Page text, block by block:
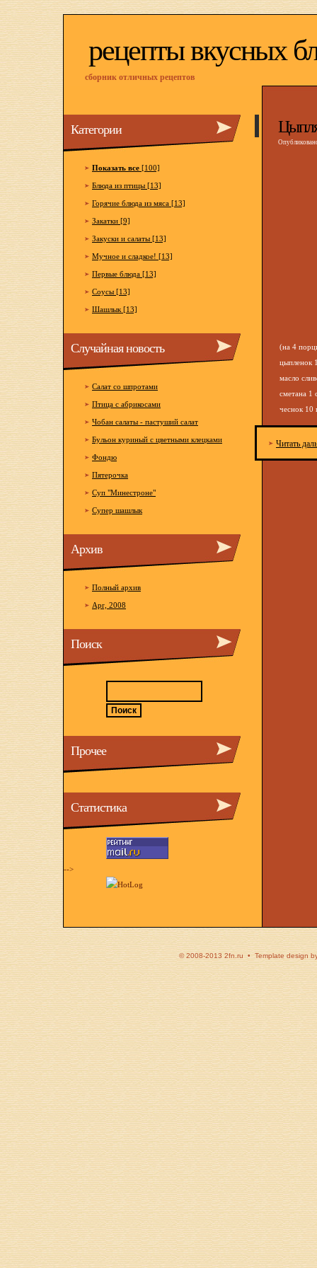
рецепты вкусных
сборник отличных рецептов
(на 4
цыпленок
масло
сметана 1
чеснок 10
Читать
Категории
Показать все [100]
Блюда из птицы [13]
Горячие блюда из мяса [13]
Закатки [9]
Закуски и салаты [13]
Мучное и сладкое! [13]
Первые блюда [13]
Соусы [13]
Шашлык [13]
Случайная новость
Салат со шпротами
Птица с абрикосами
Чобан салаты - пастуший салат
Бульон куриный с цветными клецками
Фондю
Пятерочка
Суп "Минестроне"
Супер шашлык
Архив
Полный архив
Apr, 2008
Поиск
Прочее
Статистика
-->
© 2008-2013 2fn.ru • Template design